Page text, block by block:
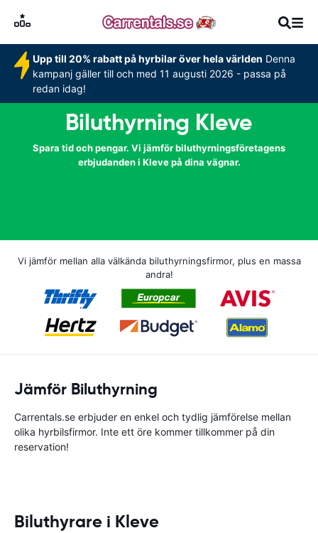
Upp till 20% rabatt på hyrbilar över hela världen Denna
kampanj gäller till och med 11 augusti 2026 - passa på
redan idag!
Biluthyrning Kleve
Spara tid och pengar. Vi jämför biluthyrningsföretagens
erbjudanden i Kleve på dina vägnar.
Vi jämför mellan alla välkända biluthyrningsfirmor, plus en massa
andra!
Jämför Biluthyrning
Carrentals.se erbjuder en enkel och tydlig jämförelse mellan
olika hyrbilsfirmor. Inte ett öre kommer tillkommer på din
reservation!
Biluthyrare i Kleve